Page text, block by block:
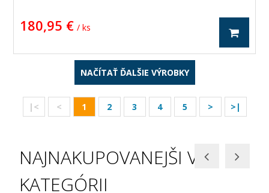
180,95 € / ks
NAČÍTAŤ ĎALŠIE VÝROBKY
|< < 1 2 3 4 5 > >|
NAJNAKUPOVANEJŠI V
KATEGÓRII